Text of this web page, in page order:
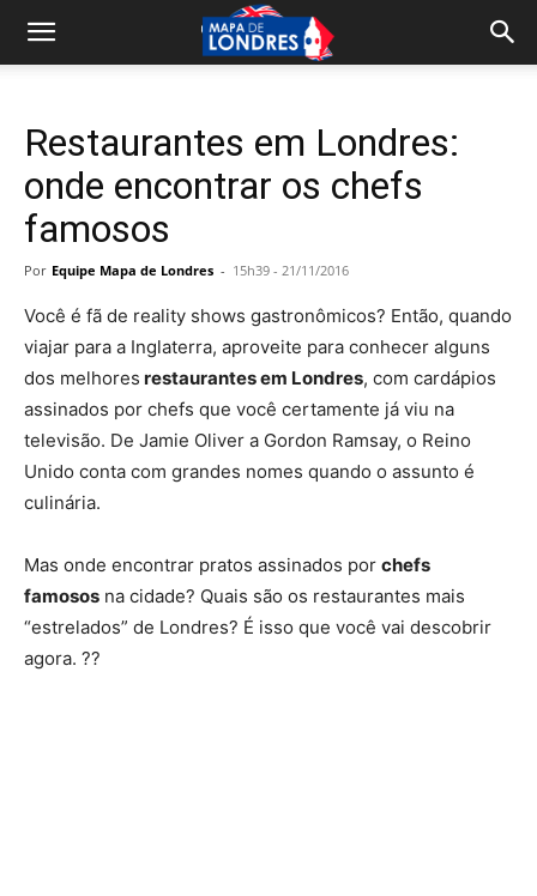
Restaurantes em Londres:
onde encontrar os chefs
famosos
Por Equipe Mapa de Londres - 15h39 - 21/11/2016
Você é fã de reality shows gastronômicos? Então, quando
viajar para a Inglaterra, aproveite para conhecer alguns
dos melhores restaurantes em Londres, com cardápios
assinados por chefs que você certamente já viu na
televisão. De Jamie Oliver a Gordon Ramsay, o Reino
Unido conta com grandes nomes quando o assunto é
culinária.
Mas onde encontrar pratos assinados por chefs
famosos na cidade? Quais são os restaurantes mais
“estrelados” de Londres? É isso que você vai descobrir
agora. ??